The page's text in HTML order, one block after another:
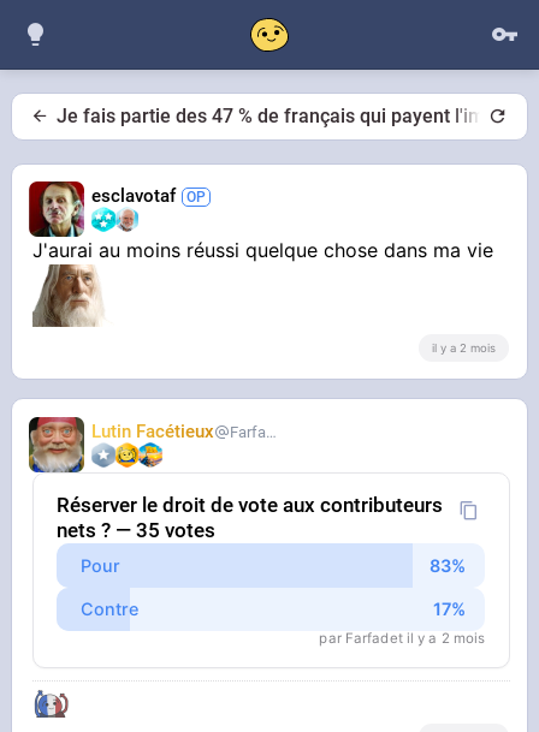
Je fais partie des 47 % de français qui payent l'impôt
esclavotaf
J'aurai au moins réussi quelque chose dans ma vie
il y a 2 mois
Lutin Facétieux Farfadet
Réserver le droit de vote aux contributeurs
nets ? — 35 votes
Pour
Contre
par Farfadet il y a 2 mois